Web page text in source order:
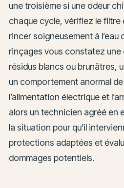
une troisième si une odeur
chaque cycle, vérifiez le
rincer soigneusement à l’eau
rinçages vous constatez une
résidus blancs ou brunâtres,
un comportement anormal de
l’alimentation électrique et
alors un technicien agréé en
la situation pour qu’il
protections adaptées et
dommages potentiels.